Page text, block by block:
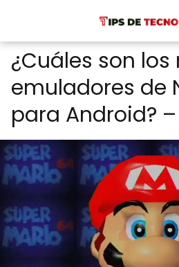
¿Cuáles son los
emuladores de
para Android? –